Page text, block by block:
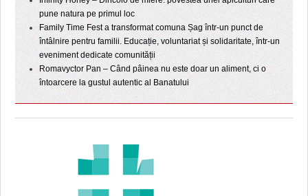
pune natura pe primul loc
Family Time Fest a transformat comuna Șag într-un punct de
întâlnire pentru familii. Educație, voluntariat și solidaritate, într-un
eveniment dedicate comunității
Romavyctor Pan – Când pâinea nu este doar un aliment, ci o
întoarcere la gustul autentic al Banatului